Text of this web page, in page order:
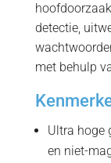
detectie,
met behulp
Ultra hoge
en niet-